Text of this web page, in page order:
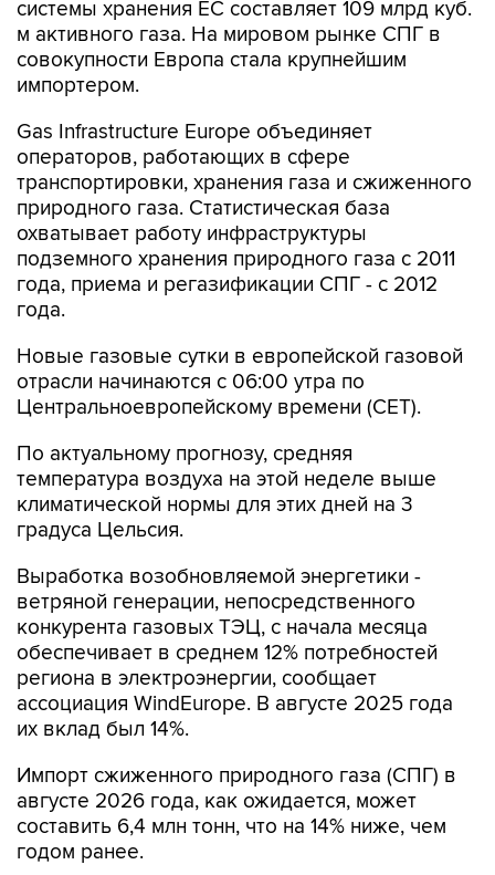
системы хранения ЕС составляет 109 млрд куб.
м активного газа. На мировом рынке СПГ в
совокупности Европа стала крупнейшим
импортером.
Gas Infrastructure Europe объединяет
операторов, работающих в сфере
транспортировки, хранения газа и сжиженного
природного газа. Статистическая база
охватывает работу инфраструктуры
подземного хранения природного газа с 2011
года, приема и регазификации СПГ - с 2012
года.
Новые газовые сутки в европейской газовой
отрасли начинаются c 06:00 утра по
Центральноевропейскому времени (CET).
По актуальному прогнозу, средняя
температура воздуха на этой неделе выше
климатической нормы для этих дней на 3
градуса Цельсия.
Выработка возобновляемой энергетики -
ветряной генерации, непосредственного
конкурента газовых ТЭЦ, с начала месяца
обеспечивает в среднем 12% потребностей
региона в электроэнергии, сообщает
ассоциация WindEurope. В августе 2025 года
их вклад был 14%.
Импорт сжиженного природного газа (СПГ) в
августе 2026 года, как ожидается, может
составить 6,4 млн тонн, что на 14% ниже, чем
годом ранее.